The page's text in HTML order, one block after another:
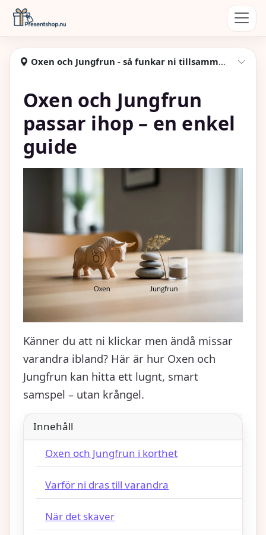
Hoppa till huvudinnehåll
Presentshop
Oxen och Jungfrun - så funkar ni tillsammans, nybörjarguide
Oxen och Jungfrun
passar ihop – en enkel
guide
Känner du att ni klickar men ändå missar
varandra ibland? Här är hur Oxen och
Jungfrun kan hitta ett lugnt, smart
samspel – utan krångel.
Innehåll
Oxen och Jungfrun i korthet
Varför ni dras till varandra
När det skaver